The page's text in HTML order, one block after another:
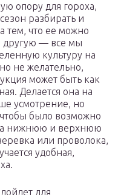
опору для гороха,
разбирать и
тем, что ее можно
другую — все мы
культуру на
не желательно,
может быть как
Делается она на
усмотрение, но
было возможно
нижнюю и верхнюю
или проволока,
удобная,
для